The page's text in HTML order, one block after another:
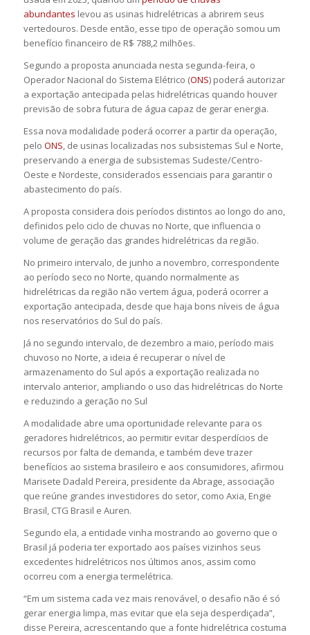
abundantes levou as usinas hidrelétricas a abrirem seus
vertedouros. Desde então, esse tipo de operação somou um
benefício financeiro de R$ 788,2 milhões.
Segundo a proposta anunciada nesta segunda-feira, o
Operador Nacional do Sistema Elétrico (ONS) poderá autorizar
a exportação antecipada pelas hidrelétricas quando houver
previsão de sobra futura de água capaz de gerar energia.
Essa nova modalidade poderá ocorrer a partir da operação,
pelo ONS, de usinas localizadas nos subsistemas Sul e Norte,
preservando a energia de subsistemas Sudeste/Centro-
Oeste e Nordeste, considerados essenciais para garantir o
abastecimento do país.
A proposta considera dois períodos distintos ao longo do ano,
definidos pelo ciclo de chuvas no Norte, que influencia o
volume de geração das grandes hidrelétricas da região.
No primeiro intervalo, de junho a novembro, correspondente
ao período seco no Norte, quando normalmente as
hidrelétricas da região não vertem água, poderá ocorrer a
exportação antecipada, desde que haja bons níveis de água
nos reservatórios do Sul do país.
Já no segundo intervalo, de dezembro a maio, período mais
chuvoso no Norte, a ideia é recuperar o nível de
armazenamento do Sul após a exportação realizada no
intervalo anterior, ampliando o uso das hidrelétricas do Norte
e reduzindo a geração no Sul
A modalidade abre uma oportunidade relevante para os
geradores hidrelétricos, ao permitir evitar desperdícios de
recursos por falta de demanda, e também deve trazer
benefícios ao sistema brasileiro e aos consumidores, afirmou
Marisete Dadald Pereira, presidente da Abrage, associação
que reúne grandes investidores do setor, como Axia, Engie
Brasil, CTG Brasil e Auren.
Segundo ela, a entidade vinha mostrando ao governo que o
Brasil já poderia ter exportado aos países vizinhos seus
excedentes hidrelétricos nos últimos anos, assim como
ocorreu com a energia termelétrica.
“Em um sistema cada vez mais renovável, o desafio não é só
gerar energia limpa, mas evitar que ela seja desperdiçada”,
disse Pereira, acrescentando que a fonte hidrelétrica costuma